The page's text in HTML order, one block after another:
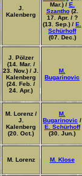
J.
Kalenberg
Mar.) / E.
Szantho(2.
17. Apr. / ?
(13. Sep.) / E.
Schürhoff
(07. Dec.)
J. Pölzer
(14. Mar. /
23. Nov.) / J.
Kalenberg
(24. Feb. /
24. Apr.)
M.
Bugarinovic
M. Lorenz /
J.
Kalenberg
(20. Oct.)
M.
Bugarinovic /
E. Schürhoff
(30. Jun.)
M. Lorenz M. Klose